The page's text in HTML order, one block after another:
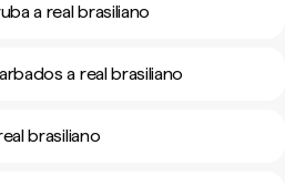
a real brasiliano
a real brasiliano
brasiliano